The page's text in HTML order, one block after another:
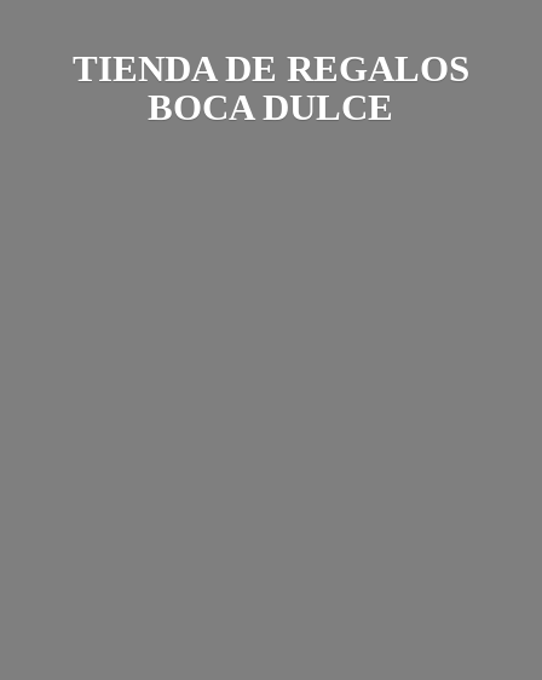
TIENDA DE REGALOS
BOCA DULCE